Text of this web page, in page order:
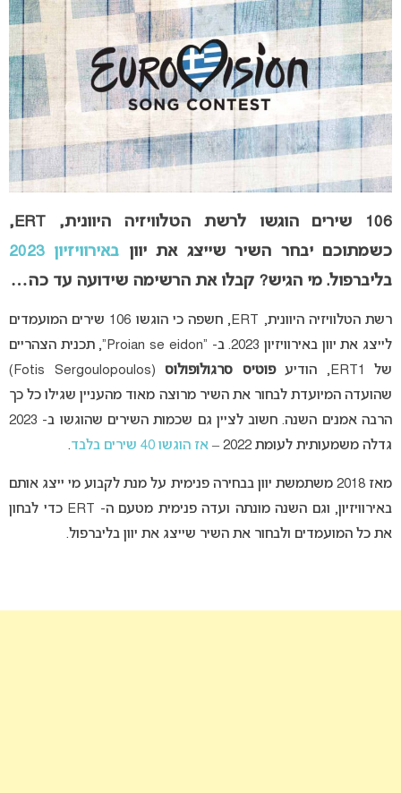
106 שירים הוגשו לרשת הטלוויזיה היוונית, ERT,
כשמתוכם יבחר השיר שייצג את יוון באירוויזיון 2023
בליברפול. מי הגיש? קבלו את הרשימה שידועה עד כה…
רשת הטלוויזיה היוונית, ERT, חשפה כי הוגשו 106 שירים המועמדים
לייצג את יוון באירוויזיון 2023. ב- “Proian se eidon”, תכנית הצהריים
של ERT1, הודיע
פוטיס סרגולופולוס
(Fotis Sergoulopoulos)
שהועדה המיועדת לבחור את השיר מרוצה מאוד מהעניין שגילו כל כך
הרבה אמנים השנה. חשוב לציין גם שכמות השירים שהוגשו ב- 2023
גדלה משמעותית לעומת 2022 –
אז הוגשו 40 שירים בלבד .
מאז 2018 משתמשת יוון בבחירה פנימית על מנת לקבוע מי ייצג אותם
באירוויזיון, וגם השנה מונתה ועדה פנימית מטעם ה- ERT כדי לבחון
את כל המועמדים ולבחור את השיר שייצג את יוון בליברפול.